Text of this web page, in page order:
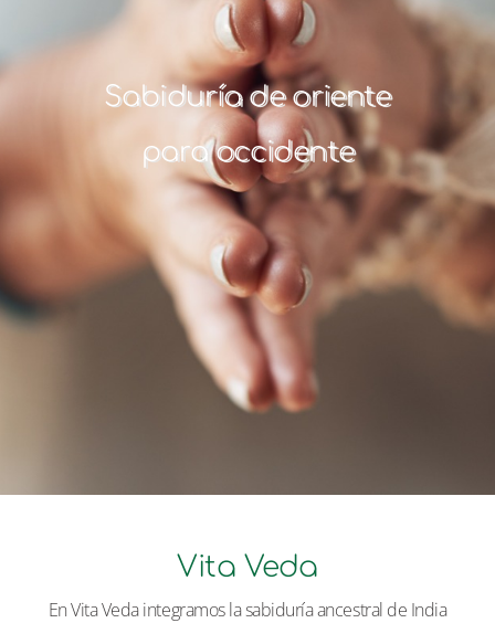
Sabiduría de oriente
para occidente
Vita Veda
En Vita Veda integramos la sabiduría ancestral de India